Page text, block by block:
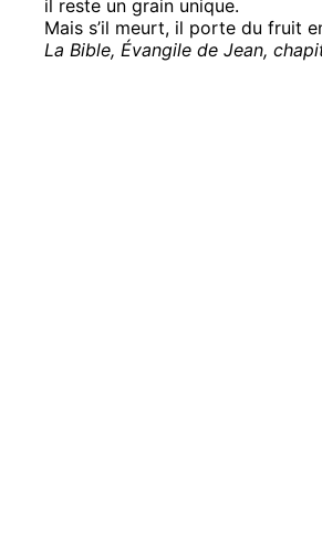
il reste un grain unique.
Mais s’il meurt, il porte du fruit
La Bible, Évangile de Jean,